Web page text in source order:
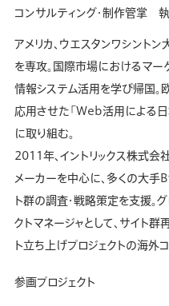
コンサルティング・制作管掌
アメリカ、ウエスタンワシント
を専攻。国際市場におけるマー
情報システム活用を学び帰国
応用させた「Web活用による
に取り組む。
2011年、イントリックス株式会
メーカーを中心に、多くの大
ト群の調査・戦略策定を支援。
クトマネージャとして、サイト
ト立ち上げプロジェクトの海外
参画プロジェクト